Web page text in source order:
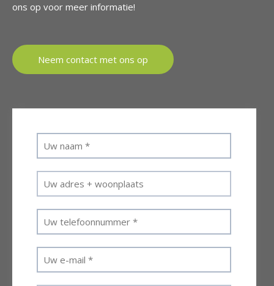
ons op voor meer informatie!
Neem contact met ons op